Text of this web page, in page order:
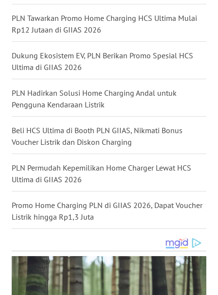
PLN Tawarkan Promo Home Charging HCS Ultima Mulai
Rp12 Jutaan di GIIAS 2026
Dukung Ekosistem EV, PLN Berikan Promo Spesial HCS
Ultima di GIIAS 2026
PLN Hadirkan Solusi Home Charging Andal untuk
Pengguna Kendaraan Listrik
Beli HCS Ultima di Booth PLN GIIAS, Nikmati Bonus
Voucher Listrik dan Diskon Charging
PLN Permudah Kepemilikan Home Charger Lewat HCS
Ultima di GIIAS 2026
Promo Home Charging PLN di GIIAS 2026, Dapat Voucher
Listrik hingga Rp1,3 Juta
NUSANTARA
JOGJA
JATIM
BALI
WN
KALBAR
WN
KALTENG
WN
WN
KALSEL